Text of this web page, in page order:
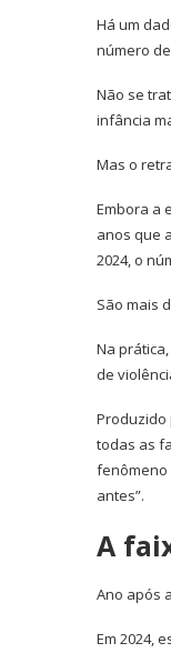
Há um
número
Não se
infância
Mas o
Embora a
anos que
2024, o
São mais
Na
de
Produzido
todas as
fenômeno
antes”.
A
Ano após
Em 2024,